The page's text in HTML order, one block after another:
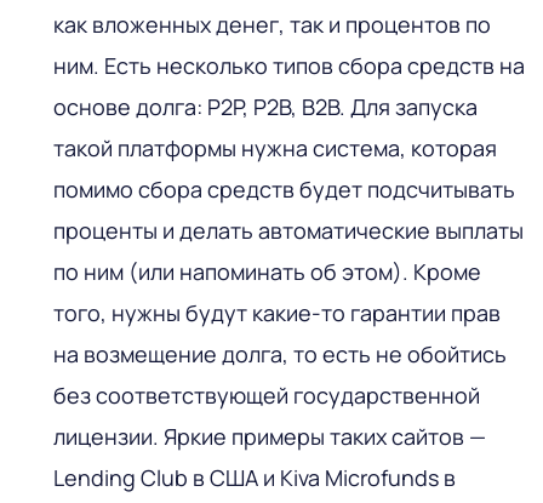
как вложенных денег, так и процентов по
ним. Есть несколько типов сбора средств на
основе долга: P2P, P2B, B2B. Для запуска
такой платформы нужна система, которая
помимо сбора средств будет подсчитывать
проценты и делать автоматические выплаты
по ним (или напоминать об этом). Кроме
того, нужны будут какие-то гарантии прав
на возмещение долга, то есть не обойтись
без соответствующей государственной
лицензии. Яркие примеры таких сайтов —
Lending Club в США и Kiva Microfunds в